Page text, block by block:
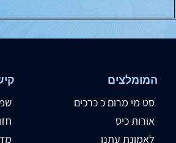
המומלצים
סט מי מרום כ כרכים
אורות כיס
לאמונת עתנו